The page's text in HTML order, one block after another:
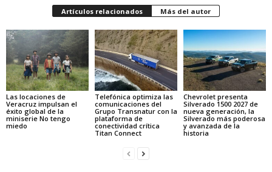
Artículos relacionados Más del autor
Las locaciones de
Veracruz impulsan el
éxito global de la
miniserie No tengo
miedo
Telefónica optimiza las
comunicaciones del
Grupo Transnatur con la
plataforma de
conectividad crítica
Titan Connect
Chevrolet presenta
Silverado 1500 2027 de
nueva generación, la
Silverado más poderosa
y avanzada de la
historia